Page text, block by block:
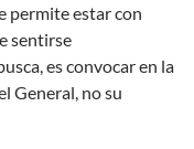
permite estar con
sentirse
es convocar en la
General, no su